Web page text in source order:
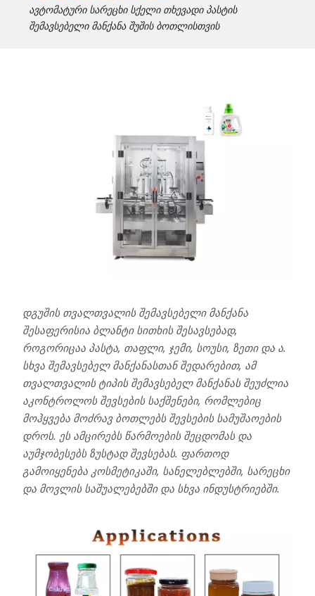
ავტომატური სარეცხი სქელი თხევადი პასტის
შემავსებელი მანქანა შუშის ბოთლისთვის
დგუშის თვალთვალის შემავსებელი მანქანა
შესაფერისია ბლანტი სითხის შესავსებად,
როგორიცაა პასტა, თაფლი, ჯემი, სოუსი, ზეთი და ა.
სხვა შემავსებელ მანქანასთან შედარებით, ამ
თვალთვალის ტიპის შემავსებელ მანქანას შეუძლია
აკონტროლოს შევსების საქშენები, რომლებიც
მოჰყვება მოძრავ ბოთლებს შევსების სამუშაოების
დროს. ეს ამცირებს წარმოების შეცდომას და
აუმჯობესებს ზუსტად შევსებას. ფართოდ
გამოიყენება კოსმეტიკაში, სანელებლებში, სარეცხი
და მოვლის საშუალებებში და სხვა ინდუსტრიებში.